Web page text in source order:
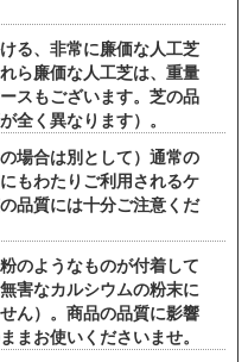
る、非常に廉価な人工芝
ら廉価な人工芝は、重量
スもございます。芝の品
全く異なります）。
場合は別として）通常の
もわたりご利用されるケ
品質には十分ご注意くだ
のようなものが付着して
害なカルシウムの粉末に
ん）。商品の品質に影響
まお使いくださいませ。